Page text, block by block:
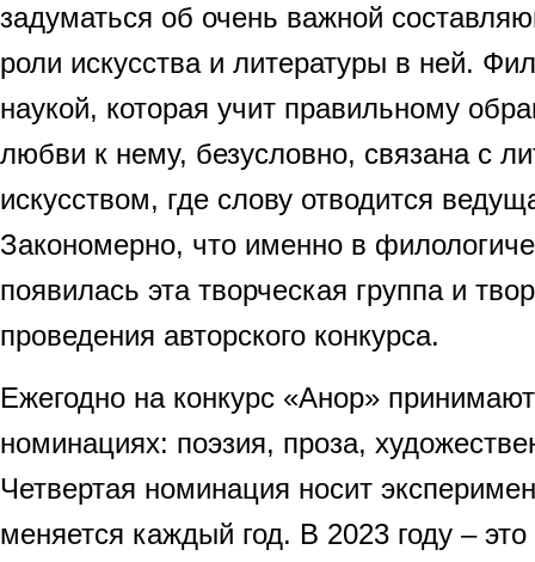
задуматься об очень важной
роли искусства и литературы в ней.
наукой, которая учит правильному
любви к нему, безусловно, связана с
искусством, где слову отводится
Закономерно, что именно в
появилась эта творческая группа и
проведения авторского конкурса.
Ежегодно на конкурс «Анор»
номинациях: поэзия, проза,
Четвертая номинация носит
меняется каждый год. В 2023 году –